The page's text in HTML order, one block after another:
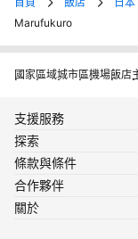
Marufukuro
國家區域城市區機場飯店
支援服務
探索
條款與條件
合作夥伴
關於